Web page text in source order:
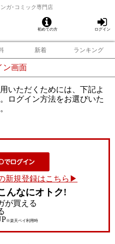
ガ･コミック専門店
初めての方 ログイン
新着 ランキング
ン画面
いただくためには、下記よ
ログイン方法をお選びいた
新規登録はこちら▶
んなにオトク!
が買える
※楽天ペイ利用時